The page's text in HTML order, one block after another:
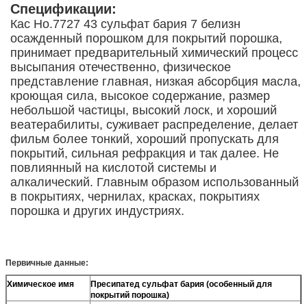
Спецификации:
Кас Но.7727 43 сульфат бария 7 белизн
осажденный порошком для покрытий порошка,
принимает предварительный химический процесс
высыпания отечественно, физическое
представление главная, низкая абсорбция масла,
кроющая сила, высокое содержание, размер
небольшой частицы, высокий лоск, и хороший
веатерабилиты, суживает распределение, делает
фильм более тонкий, хороший пропускать для
покрытий, сильная рефракция и так далее. Не
повлиянный на кислотой системы и
алкалический. Главным образом использованный
в покрытиях, чернилах, красках, покрытиях
порошка и других индустриях.
Первичные данные:
Химическое имя
Пресипатед сульфат бария (особенный для
покрытий порошка)